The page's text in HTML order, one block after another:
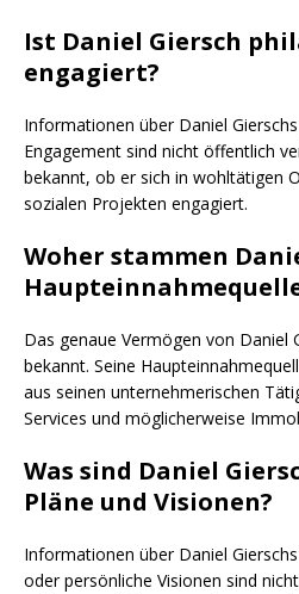
Ist Daniel Giersch
engagiert?
Informationen über Daniel
Engagement sind nicht öffentlich
bekannt, ob er sich in wohltätigen
sozialen Projekten engagiert.
Woher stammen
Das genaue Vermögen von Daniel
bekannt. Seine
aus seinen unternehmerischen
Services und möglicherweise
Was sind Daniel
Pläne und Visionen?
Informationen über Daniel
oder persönliche Visionen sind